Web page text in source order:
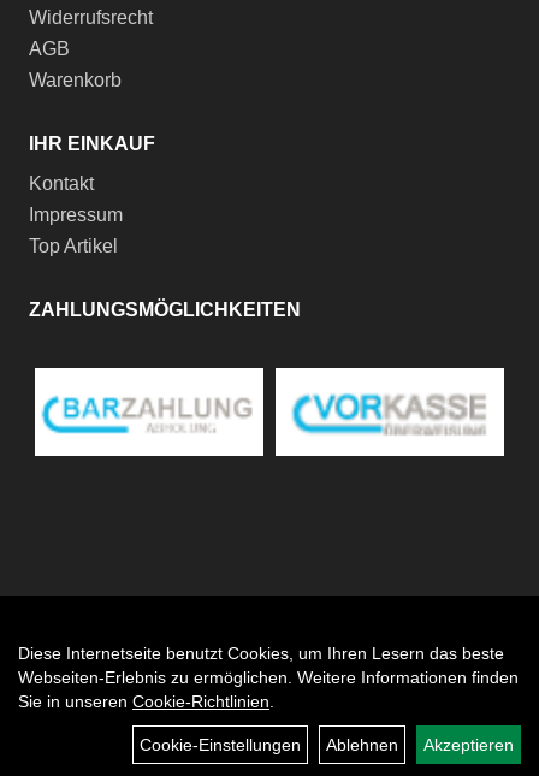
Widerrufsrecht
AGB
Warenkorb
IHR EINKAUF
Kontakt
Impressum
Top Artikel
ZAHLUNGSMÖGLICHKEITEN
Diese Internetseite benutzt Cookies, um Ihren Lesern das beste
Webseiten-Erlebnis zu ermöglichen. Weitere Informationen finden
Sie in unseren Cookie-Richtlinien
Cookie-Einstellungen Ablehnen Akzeptieren
Auftrag widerrufen